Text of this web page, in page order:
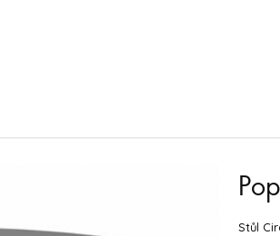
Stůl